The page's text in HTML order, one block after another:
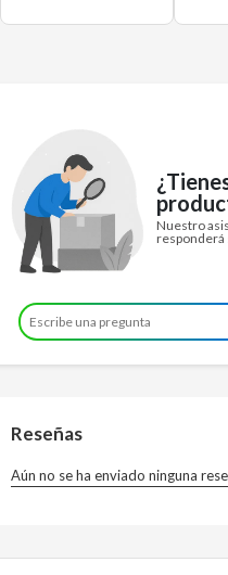
Nuestro
responderá